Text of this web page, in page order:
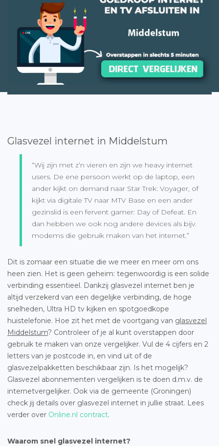
Glasvezel internet in Middelstum
“Wij zijn met z’n vieren en zijn we heavy internet
users. De ene persoon werkt op de laptop, een
ander kijkt on demand naar Star Trek: Voyager, of
kijkt via digitale TV naar MTV Base en een ander
gezinslid is een fervent gamer: Day of Defeat. En
dan hebben we ook nog andere devices als bijv.
modems die gebruik maken van het internet.”
Dit is zomaar een situatie die we meer en meer om ons
heen zien. Het is geen geheim: tegenwoordig is een solide
verbinding essentieel. Dankzij glasvezel internet ben je
altijd verzekerd van een degelijke verbinding, de hoge
snelheden, Ultra HD tv kijken en spotgoedkope
huistelefonie. Hoe zit het met de voortgang van glasvezel
Middelstum? Controleer of je al kunt overstappen door
gebruik te maken van onze vergelijker. Vul de 4 cijfers en 2
letters van je postcode in, en vind uit of de
glasvezelpakketten beschikbaar zijn. Is het mogelijk?
Glasvezel abonnementen vergelijken is te doen d.m.v. de
internetvergelijker. Ook via de gemeente (Groningen)
check jij details over glasvezel internet in jullie straat. Lees
verder over Online.nl contract.
Waarom snel glasvezel internet?